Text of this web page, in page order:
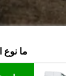
ما نوع